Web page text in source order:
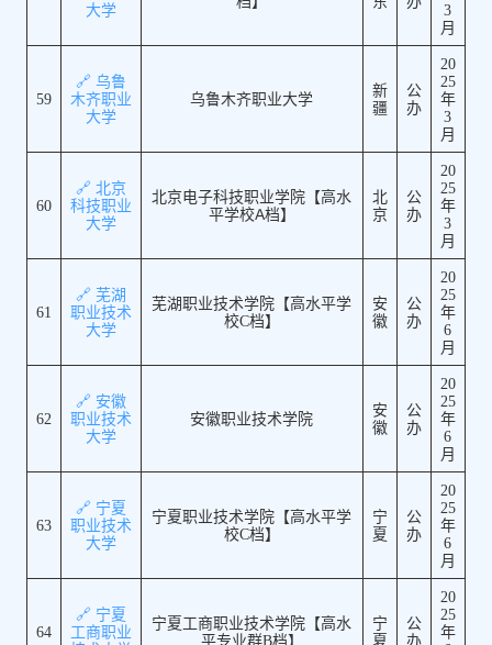
大学
3
月
59
🔗 乌鲁
木齐职业
大学
乌鲁木齐职业大学
新
疆
公
办
20
25
年
3
月
60
🔗 北京
科技职业
大学
北京电子科技职业学院【高水
平学校A档】
北
京
公
办
20
25
年
3
月
61
🔗 芜湖
职业技术
大学
芜湖职业技术学院【高水平学
校C档】
安
徽
公
办
20
25
年
6
月
62
🔗 安徽
职业技术
大学
安徽职业技术学院
安
徽
公
办
20
25
年
6
月
63
🔗 宁夏
职业技术
大学
宁夏职业技术学院【高水平学
校C档】
宁
夏
公
办
20
25
年
6
月
64
🔗 宁夏
工商职业
宁夏工商职业技术学院【高水
宁
公
20
25
年